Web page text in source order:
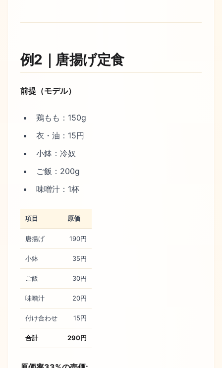
例2｜唐揚げ定食
前提（モデル）
鶏もも：150g
衣・油：15円
小鉢：冷奴
ご飯：200g
味噌汁：1杯
項目 原価
唐揚げ 190円
小鉢 35円
ご飯 30円
味噌汁 20円
付け合わせ 15円
合計 290円